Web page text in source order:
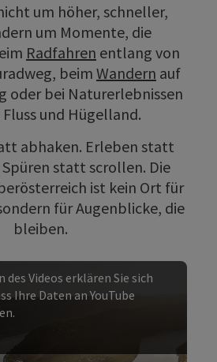
um höher, schneller,
um Momente, die
Radfahren entlang von
beim Wandern auf
oder bei Naturerlebnissen
und Hügelland.
abhaken. Erleben statt
statt scrollen. Die
ist kein Ort für
für Augenblicke, die
bleiben.
des Videos erklären Sie sich
Ihre Daten an YouTube